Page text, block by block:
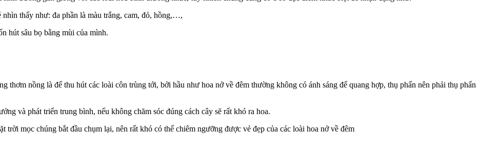
nhìn thấy như: đa phần là màu trắng, cam, đỏ, hồng,…,
hút sâu bọ bằng mùi của mình.
thơm nồng là để thu hút các loài côn trùng tới, bởi hầu như hoa nở về đêm thường không có ánh sáng để quang hợp, thụ phấn nên phải thụ phấn
và phát triển trung bình, nếu không chăm sóc đúng cách cây sẽ rất khó ra hoa.
trời mọc chúng bắt đầu chụm lại, nên rất khó có thể chiêm ngưỡng được vẻ đẹp của các loài hoa nở về đêm